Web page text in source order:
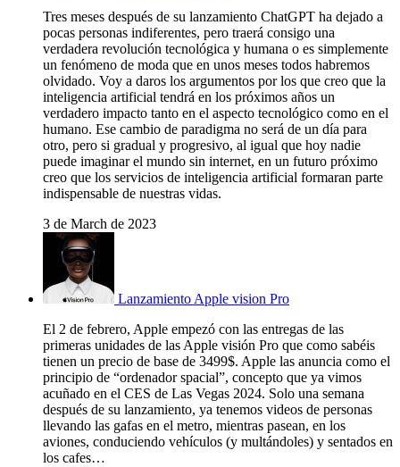
Tres meses después de su lanzamiento ChatGPT ha dejado a
pocas personas indiferentes, pero traerá consigo una
verdadera revolución tecnológica y humana o es simplemente
un fenómeno de moda que en unos meses todos habremos
olvidado. Voy a daros los argumentos por los que creo que la
inteligencia artificial tendrá en los próximos años un
verdadero impacto tanto en el aspecto tecnológico como en el
humano. Ese cambio de paradigma no será de un día para
otro, pero si gradual y progresivo, al igual que hoy nadie
puede imaginar el mundo sin internet, en un futuro próximo
creo que los servicios de inteligencia artificial formaran parte
indispensable de nuestras vidas.
3 de March de 2023
Lanzamiento Apple vision Pro
El 2 de febrero, Apple empezó con las entregas de las
primeras unidades de las Apple visión Pro que como sabéis
tienen un precio de base de 3499$. Apple las anuncia como el
principio de “ordenador spacial”, concepto que ya vimos
acuñado en el CES de Las Vegas 2024. Solo una semana
después de su lanzamiento, ya tenemos videos de personas
llevando las gafas en el metro, mientras pasean, en los
aviones, conduciendo vehículos (y multándoles) y sentados en
los cafes…